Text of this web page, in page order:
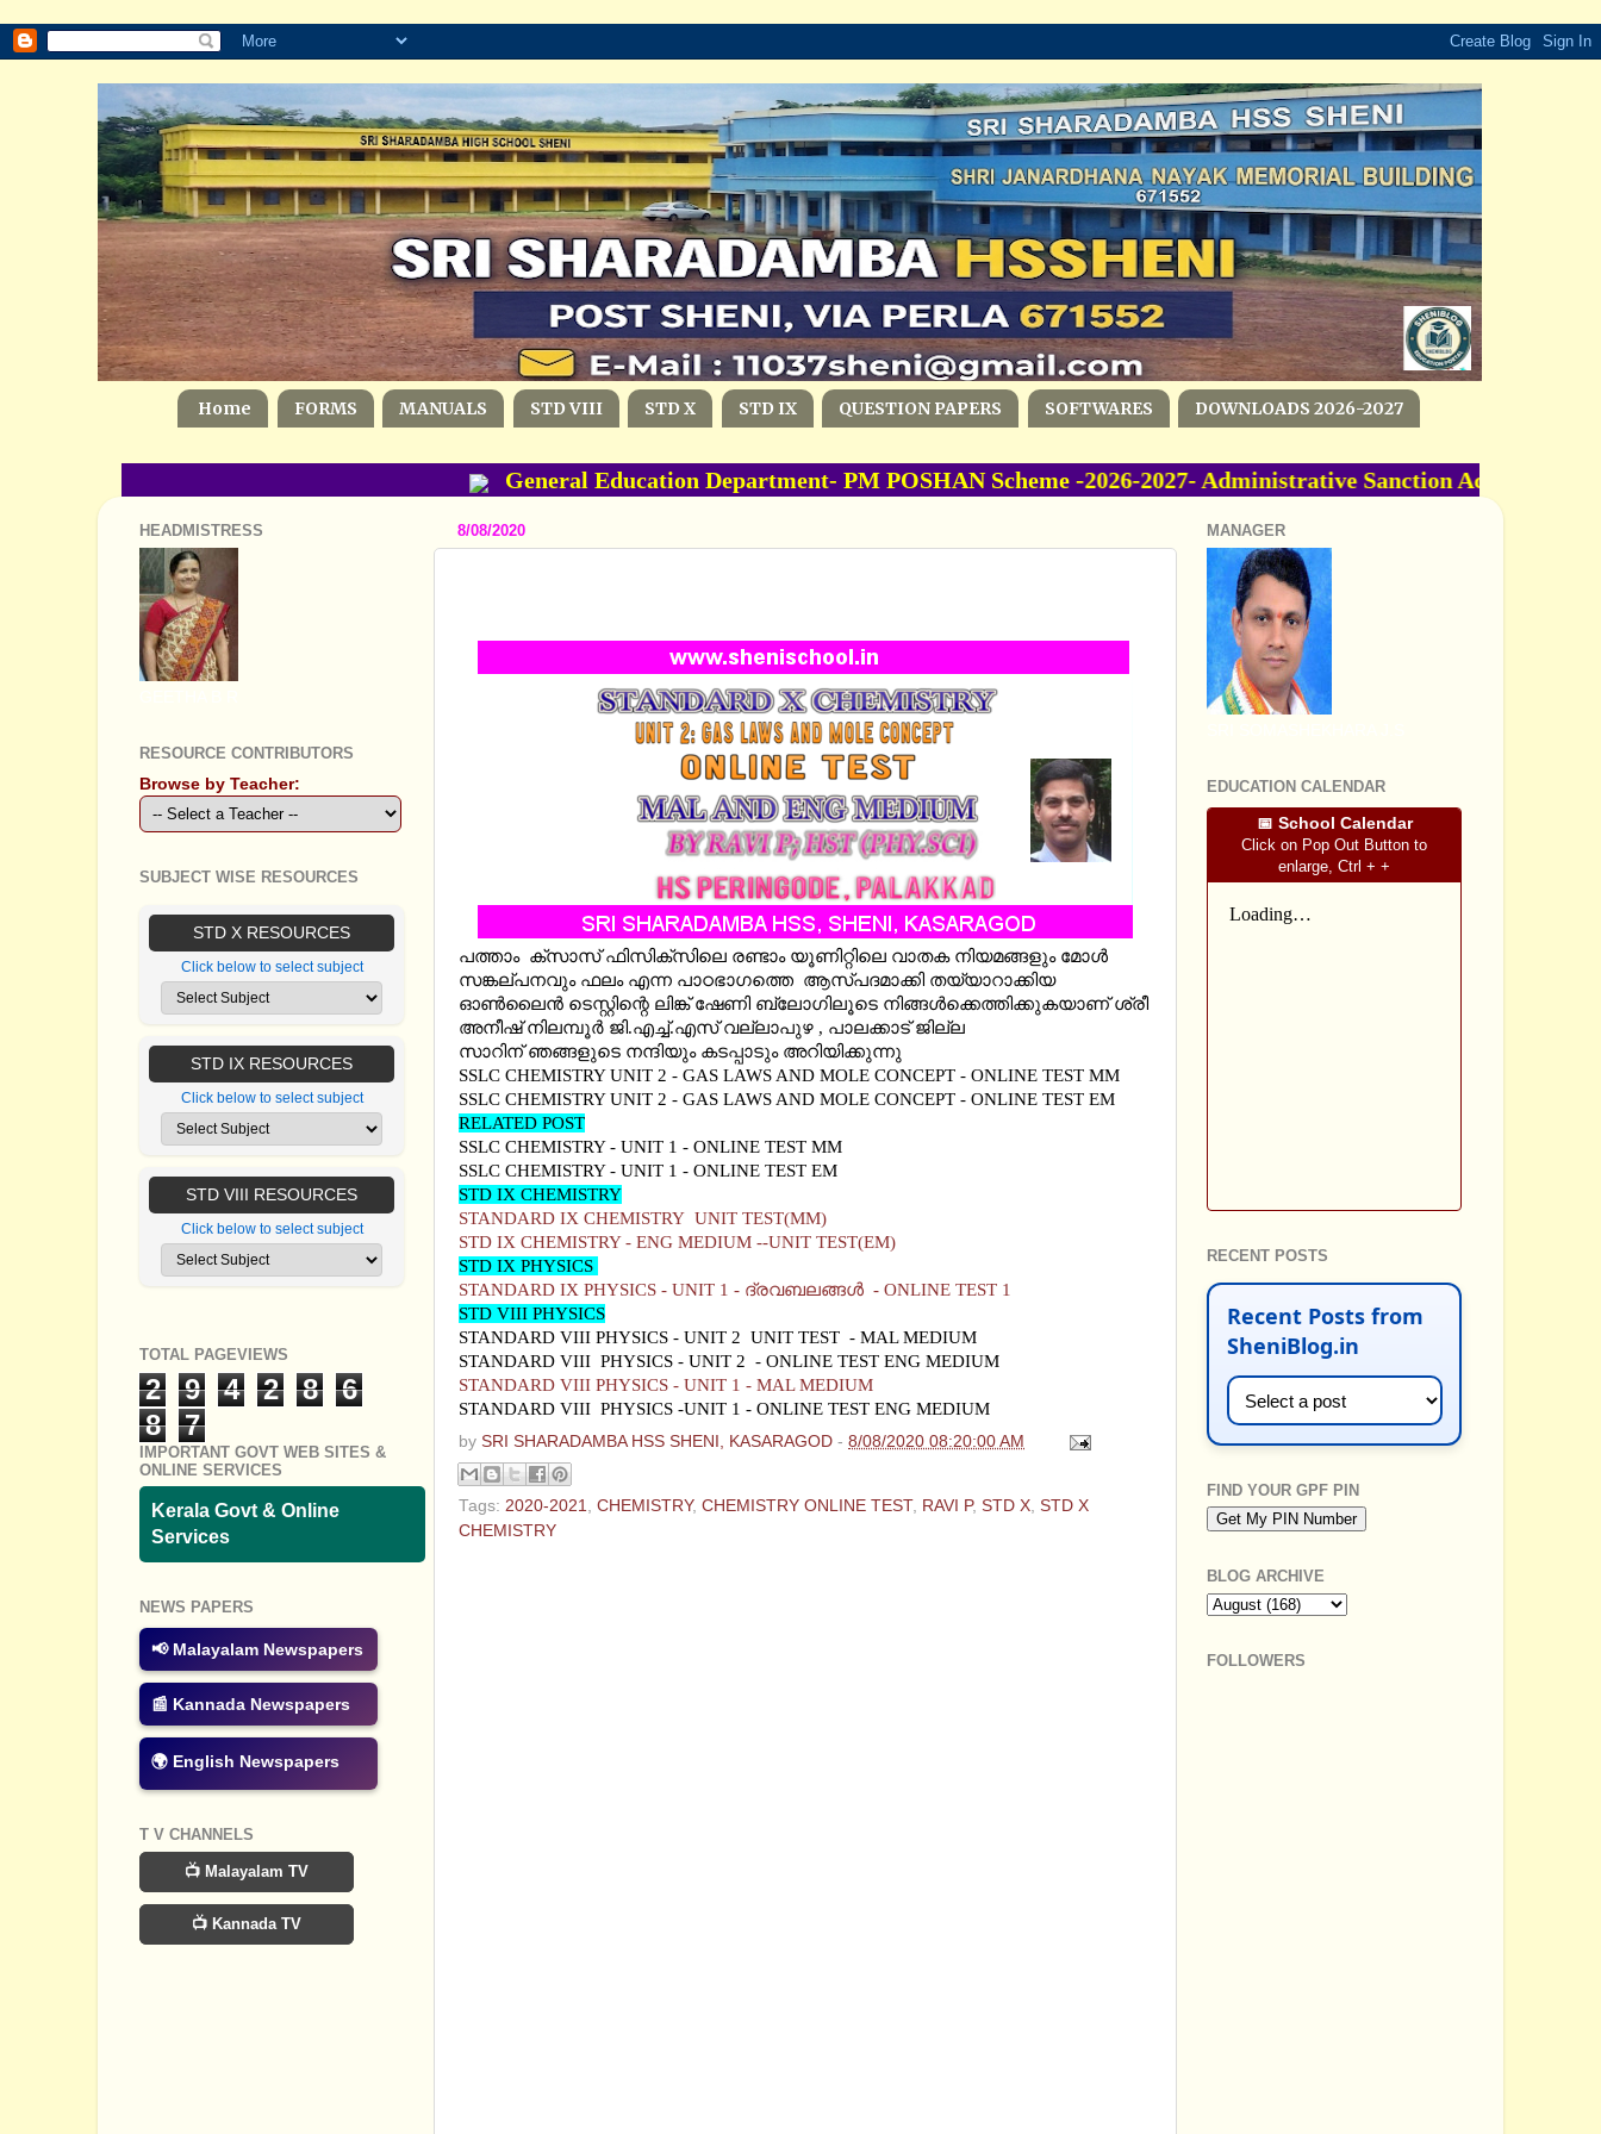
Home FORMS MANUALS STD VIII STD X STD IX QUESTION PAPERS SOFTWARES DOWNLOADS 2026-2027
General Education Department- PM POSHAN Scheme -2026-2027- Administrative
8/08/2020
പത്താം ക്സാസ് ഫിസിക്സിലെ രണ്ടാം യൂണിറ്റിലെ വാതക നിയമങ്ങളും മോള്‍
സങ്കല്പനവും ഫലം എന്ന പാഠഭാഗത്തെ ആസ്പദമാക്കി തയ്യാറാക്കിയ
ഓണ്‍ലൈന്‍ ടെസ്റ്റിന്റെ ലിങ്ക് ഷേണി ബ്ലോഗിലൂടെ നിങ്ങള്‍ക്കെത്തിക്കുകയാണ് ശ്രീ
അനീഷ് നിലമ്പൂര്‍ ജി.എച്ച്.എസ് വല്ലാപുഴ , പാലക്കാട് ജില്ല
സാറിന് ഞങ്ങളുടെ നന്ദിയും കടപ്പാടും അറിയിക്കുന്നു
SSLC CHEMISTRY UNIT 2 - GAS LAWS AND MOLE CONCEPT - ONLINE TEST MM
SSLC CHEMISTRY UNIT 2 - GAS LAWS AND MOLE CONCEPT - ONLINE TEST EM
RELATED POST
SSLC CHEMISTRY - UNIT 1 - ONLINE TEST MM
SSLC CHEMISTRY - UNIT 1 - ONLINE TEST EM
STD IX CHEMISTRY
STANDARD IX CHEMISTRY UNIT TEST(MM)
STD IX CHEMISTRY - ENG MEDIUM --UNIT TEST(EM)
STD IX PHYSICS
STANDARD IX PHYSICS - UNIT 1 - ദ്രവബലങ്ങള്‍ - ONLINE TEST 1
STD VIII PHYSICS
STANDARD VIII PHYSICS - UNIT 2 UNIT TEST - MAL MEDIUM
STANDARD VIII PHYSICS - UNIT 2 - ONLINE TEST ENG MEDIUM
STANDARD VIII PHYSICS - UNIT 1 - MAL MEDIUM
STANDARD VIII PHYSICS -UNIT 1 - ONLINE TEST ENG MEDIUM
by SRI SHARADAMBA HSS SHENI, KASARAGOD - 8/08/2020 08:20:00 AM
Tags: 2020-2021 CHEMISTRY, CHEMISTRY ONLINE TEST, RAVI P, STD X STD X
CHEMISTRY
HEADMISTRESS
RESOURCE CONTRIBUTORS
Browse by Teacher:
SUBJECT WISE RESOURCES
STD X RESOURCES
Click below to select subject
STD IX RESOURCES
Click below to select subject
STD VIII RESOURCES
Click below to select subject
TOTAL PAGEVIEWS
2 9 4 2 8
6
8
7
IMPORTANT GOVT WEB SITES &
ONLINE SERVICES
Kerala Govt & Online
Services
NEWS PAPERS
📢 Malayalam Newspapers
📰 Kannada Newspapers
🌍 English Newspapers
T V CHANNELS
📺 Malayalam TV
📺 Kannada TV
MANAGER
EDUCATION CALENDAR
📅 School Calendar
Click on Pop Out Button to
enlarge, Ctrl + +
RECENT POSTS
Recent Posts from
SheniBlog.in
FIND YOUR GPF PIN
BLOG ARCHIVE
FOLLOWERS